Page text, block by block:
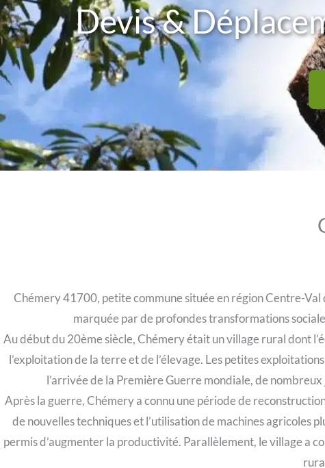
Devis &
Chémery 41700, petite commune située en région Centre-
marquée par de profondes transformations
Au début du 20ème siècle, Chémery était un village rural dont
l’exploitation de la terre et de l’élevage. Les petites
l’arrivée de la Première Guerre mondiale, de
Après la guerre, Chémery a connu une période de
de nouvelles techniques et l’utilisation de machines agricoles
permis d’augmenter la productivité. Parallèlement, le village a